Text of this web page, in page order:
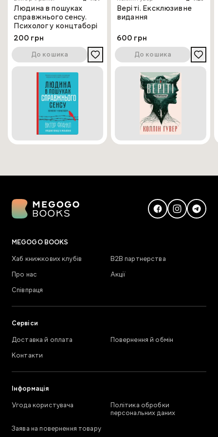
сучасний український досвід.
Людина в пошуках
справжнього сенсу.
Психолог у концтаборі
200 грн
До кошика
Веріті. Ексклюзивне
видання
600 грн
До кошика
MEGOGO BOOKS
Хаб книжкових клубів
В2В партнерства
Про нас
Акції
Співпраця
Сервіси
Доставка й оплата
Повернення й обмін
Контакти
Інформація
Угода користувача
Політика обробки
персональних даних
Заява на повернення товару